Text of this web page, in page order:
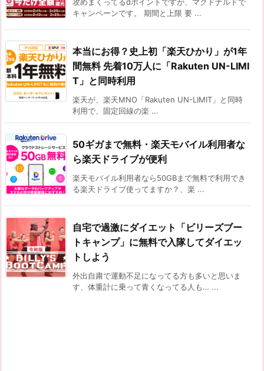
攻めまくってるdポイントですが、マクドナルドで
キャンペーンです。 期間と上限 要 ...
本当にお得？史上初「楽天ひかり」が1年
間無料 先着10万人に「Rakuten UN-LIMI
T」と同時利用
楽天が、楽天MNO「Rakuten UN-LIMIT」と同時
利用で、固定回線の楽 ...
50ギガまで無料・楽天モバイル利用者な
ら楽天ドライブが便利
楽天モバイル利用者なら50GBまで無料で利用でき
る楽天ドライブ使ってますか？、楽 ...
自宅で過激にダイエット「ビリーズブー
トキャンプ」に無料で入隊してダイエッ
トしよう
外出自粛で運動不足になってる方も多いと思いま
す、体重計に乗って青くなってる人も… ...